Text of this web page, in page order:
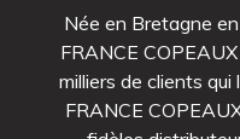
Née en Bretagne
FRANCE
milliers de clients
FRANCE